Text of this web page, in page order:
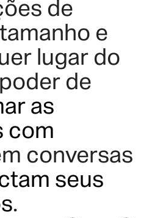
de
e
lugar do
de
as
com
conversas
seus
.